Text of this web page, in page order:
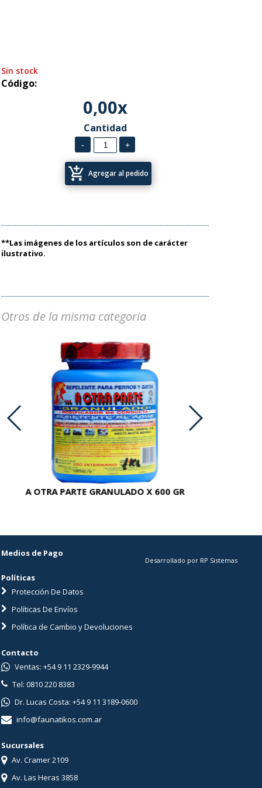
Sin stock
Código:
0,00x
Cantidad
add_shopping_cart Agregar al pedido
**Las imágenes de los artículos son de carácter
ilustrativo.
Otros de la misma categoria
A OTRA PARTE GRANULADO X 600 GR
Medios de Pago
Políticas
Protección De Datos
Políticas De Envíos
Política de Cambio y Devoluciones
Desarrollado por RP Sistemas
Contacto
Ventas: +54 9 11 2329-9944
Tel: 0810 220 8383
Dr. Lucas Costa: +54 9 11 3189-0600
info@faunatikos.com.ar
Sucursales
Av. Cramer 2109
Av. Las Heras 3858